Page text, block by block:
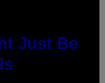
Just Be